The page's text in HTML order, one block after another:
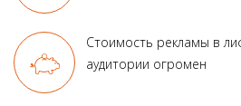
Стоимость рекламы в
аудитории огромен